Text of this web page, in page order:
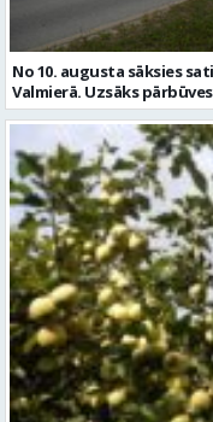
Sestdien daudzviet